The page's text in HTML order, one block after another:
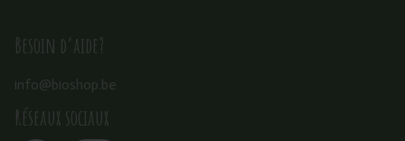
Besoin d’aide?
info@bioshop.be
Réseaux sociaux